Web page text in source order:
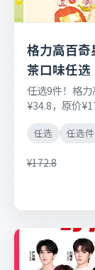
格力高百奇
茶口味任选
任选9件！格
¥34.8，原价
任选 任选件
¥172.8